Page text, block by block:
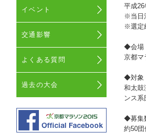
平成
※当日
※選定
◆会場
京都
◆対象
和太鼓
ンス系
◆募集
約50団
イベント
交通影響
よくある質問
過去の大会